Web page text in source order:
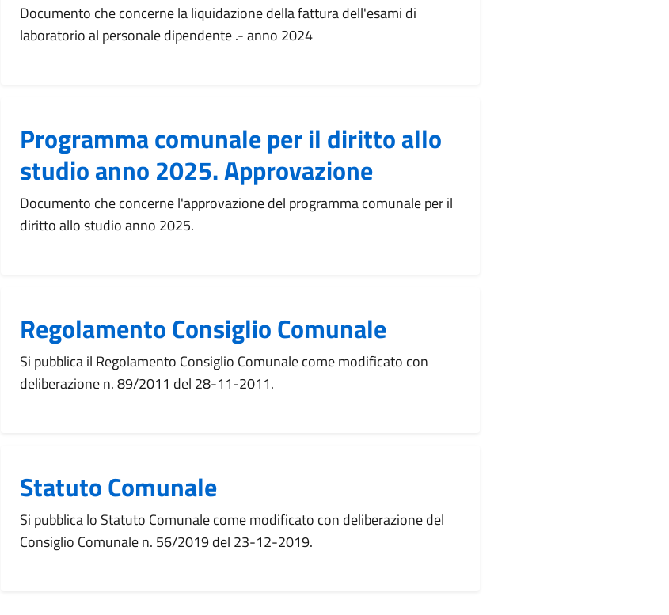
Documento che concerne la liquidazione della fattura dell'esami di
laboratorio al personale dipendente .- anno 2024
Programma comunale per il diritto allo
studio anno 2025. Approvazione
Documento che concerne l'approvazione del programma comunale per il
diritto allo studio anno 2025.
Regolamento Consiglio Comunale
Si pubblica il Regolamento Consiglio Comunale come modificato con
deliberazione n. 89/2011 del 28-11-2011.
Statuto Comunale
Si pubblica lo Statuto Comunale come modificato con deliberazione del
Consiglio Comunale n. 56/2019 del 23-12-2019.